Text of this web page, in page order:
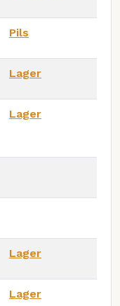
Pils
Lager
Lager
Lager
Lager